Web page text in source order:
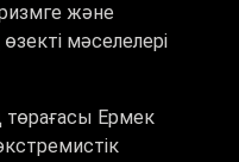
және
мәселелері
төрағасы Ермек